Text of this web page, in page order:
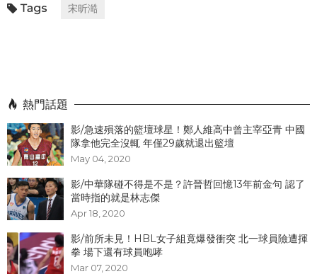
宋昕澔
熱門話題
影/急速殞落的籃壇球星！鄭人維高中曾主宰亞青 中國
隊拿他完全沒輒 年僅29歲就退出籃壇
May 04, 2020
影/中華隊碰不得是不是？許晉哲回憶13年前金句 認了
當時指的就是林志傑
Apr 18, 2020
影/前所未見！HBL女子組竟爆發衝突 北一球員險遭揮
拳 場下還有球員咆哮
Mar 07, 2020